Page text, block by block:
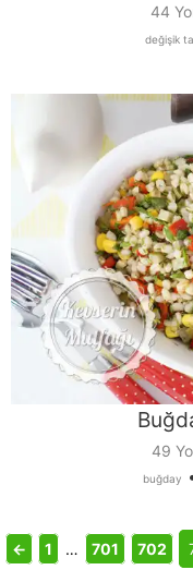
44
değişik
49
buğday
← 1 … 701 702